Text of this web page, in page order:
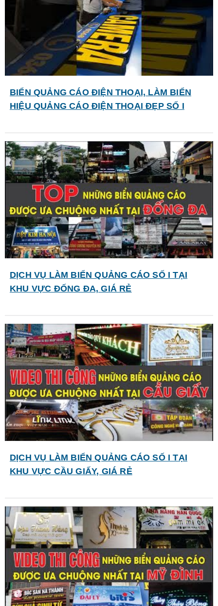
BIỂN QUẢNG CÁO ĐIỆN THOẠI, LÀM BIỂN
HIỆU QUẢNG CÁO ĐIỆN THOẠI ĐẸP SỐ I
DỊCH VỤ LÀM BIỂN QUẢNG CÁO SỐ I TẠI
KHU VỰC ĐỐNG ĐA, GIÁ RẺ
DỊCH VỤ LÀM BIỂN QUẢNG CÁO SỐ I TẠI
KHU VỰC CẦU GIẤY, GIÁ RẺ